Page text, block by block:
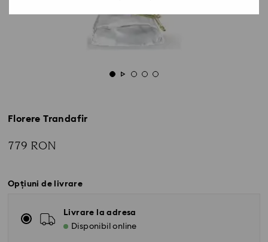
Florere Trandafir
779 RON
Opțiuni de livrare
Livrare la adresa
Disponibil online